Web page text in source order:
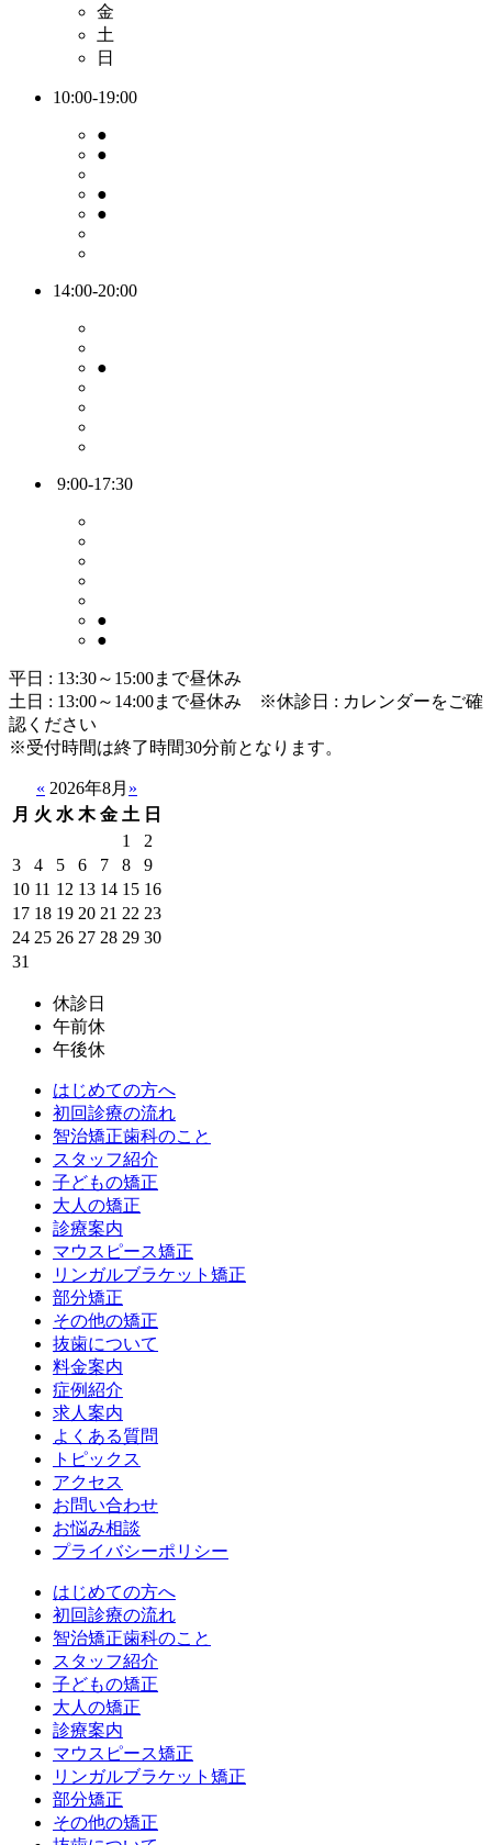
金
土
日
10:00-19:00
●
●
●
●
14:00-20:00
●
9:00-17:30
●
●
平日 : 13:30～15:00まで昼休み
土日 : 13:00～14:00まで昼休み
※休診日 : カレンダーをご確
認ください
※受付時間は終了時間30分前となります。
« 2026年8月 »
月 火 水 木 金 土 日
1
2
3
4 5 6 7 8
9
10 11 12 13 14 15 16
17 18 19 20 21 22 23
24 25 26 27 28 29 30
31
休診日
午前休
午後休
はじめての方へ
初回診療の流れ
智治矯正歯科のこと
スタッフ紹介
子どもの矯正
大人の矯正
診療案内
マウスピース矯正
リンガルブラケット矯正
部分矯正
その他の矯正
抜歯について
料金案内
症例紹介
求人案内
よくある質問
トピックス
アクセス
お問い合わせ
お悩み相談
プライバシーポリシー
はじめての方へ
初回診療の流れ
智治矯正歯科のこと
スタッフ紹介
子どもの矯正
大人の矯正
診療案内
マウスピース矯正
リンガルブラケット矯正
部分矯正
その他の矯正